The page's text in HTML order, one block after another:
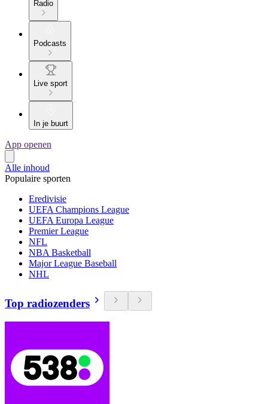
Radio
Podcasts
Live sport
In je buurt
App openen
Alle inhoud
Populaire sporten
Eredivisie
UEFA Champions League
UEFA Europa League
Premier League
NFL
NBA Basketball
Major League Baseball
NHL
Top radiozenders